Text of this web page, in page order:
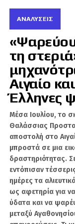
Το Πακιστάν,
ρόλο στη
Αφγανιστάν,
Θάλασσα και
Καράτσι, το
Ιδιαίτερη
του ΟΗΕ που
λειτουργεί ως
αφγανικών
αγορές.
Το άρθρο
Ημισέληνο»
ως βασική
που
ιδεολογία,
και
ΑΝΑΛΎΣΕΙΣ
τη
Αιγαίο
Έλληνες
Mέσα Ιουλίου, το
Θαλάσσιας
αποστολή στο
μπροστά σε μια
δραστηριότητας.
εντόπισαν
ημέρες τα
ως αφετηρία για
ύδατα και να
μεταξύ